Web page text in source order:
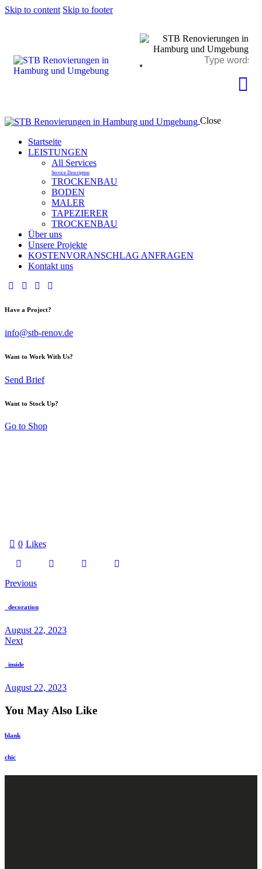
Skip to content Skip to footer
Close
Startseite
LEISTUNGEN
All Services
Service Description
TROCKENBAU
BODEN
MALER
TAPEZIERER
TROCKENBAU
Über uns
Unsere Projekte
KOSTENVORANSCHLAG ANFRAGEN
Kontakt uns
Have a Project?
info@stb-renov.de
Want to Work With Us?
Send Brief
Want to Stock Up?
Go to Shop
0 Likes
Previous
_decoration
August 22, 2023
Next
_inside
August 22, 2023
You May Also Like
blank
chic